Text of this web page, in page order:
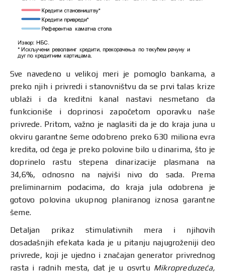
Sve navedeno u velikoj meri je pomoglo bankama, a
preko njih i privredi i stanovništvu da se prvi talas krize
ublaži i da kreditni kanal nastavi nesmetano da
funkcioniše i doprinosi započetom oporavku naše
privrede. Pritom, važno je naglasiti da je do kraja juna u
okviru garantne šeme odobreno preko 630 miliona evra
kredita, od čega je preko polovine bilo u dinarima, što je
doprinelo rastu stepena dinarizacije plasmana na
34,6%, odnosno na najviši nivo do sada. Prema
preliminarnim podacima, do kraja jula odobrena je
gotovo polovina ukupnog planiranog iznosa garantne
šeme.
Detaljan prikaz stimulativnih mera i njihovih
dosadašnjih efekata kada je u pitanju najugroženiji deo
privrede, koji je ujedno i značajan generator privrednog
rasta i radnih mesta, dat je u osvrtu Mikropreduzeća,